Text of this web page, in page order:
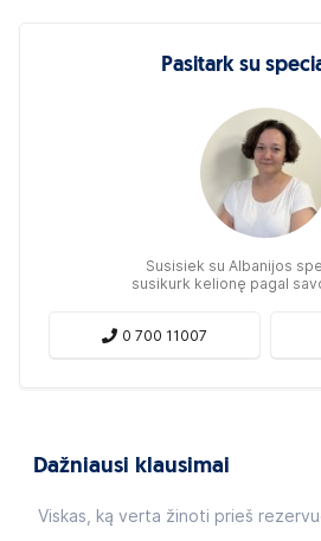
Pasitark su
Susisiek su Albanijos
susikurk kelionę pagal
0 700 11007
Dažniausi klausimai
Viskas, ką verta žinoti prieš